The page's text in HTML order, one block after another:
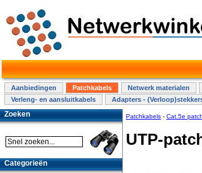
Aanbiedingen Patchkabels Netwerk materialen
Verleng- en aansluitkabels
Adapters -
Patchkabels - Cat.5e
UTP-
Zoeken
Categorieën